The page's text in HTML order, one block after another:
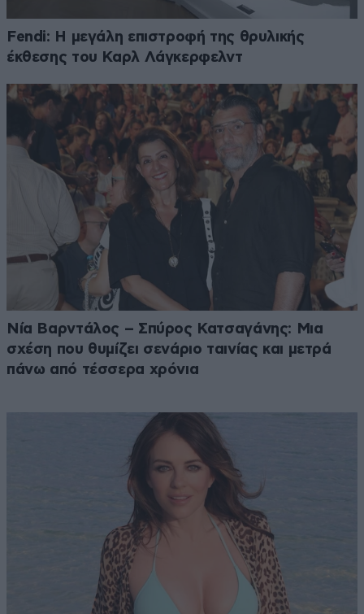
Fendi: Η μεγάλη επιστροφή της θρυλικής
έκθεσης του Καρλ Λάγκερφελντ
Νία Βαρντάλος – Σπύρος Κατσαγάνης: Μια
σχέση που θυμίζει σενάριο ταινίας και μετρά
πάνω από τέσσερα χρόνια